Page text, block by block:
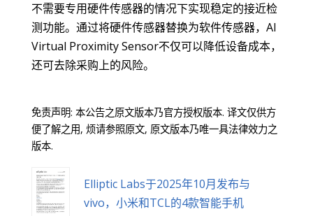
不需要专用硬件传感器的情况下实现稳定的接近检
测功能。通过将硬件传感器替换为软件传感器，AI
Virtual Proximity Sensor不仅可以降低设备成本，
还可去除采购上的风险。
免责声明: 本公告之原文版本乃官方授权版本. 译文仅供方
便了解之用, 烦请参照原文, 原文版本乃唯一具法律效力之
版本.
Elliptic Labs于2025年10月发布与
vivo，小米和TCL的4款智能手机